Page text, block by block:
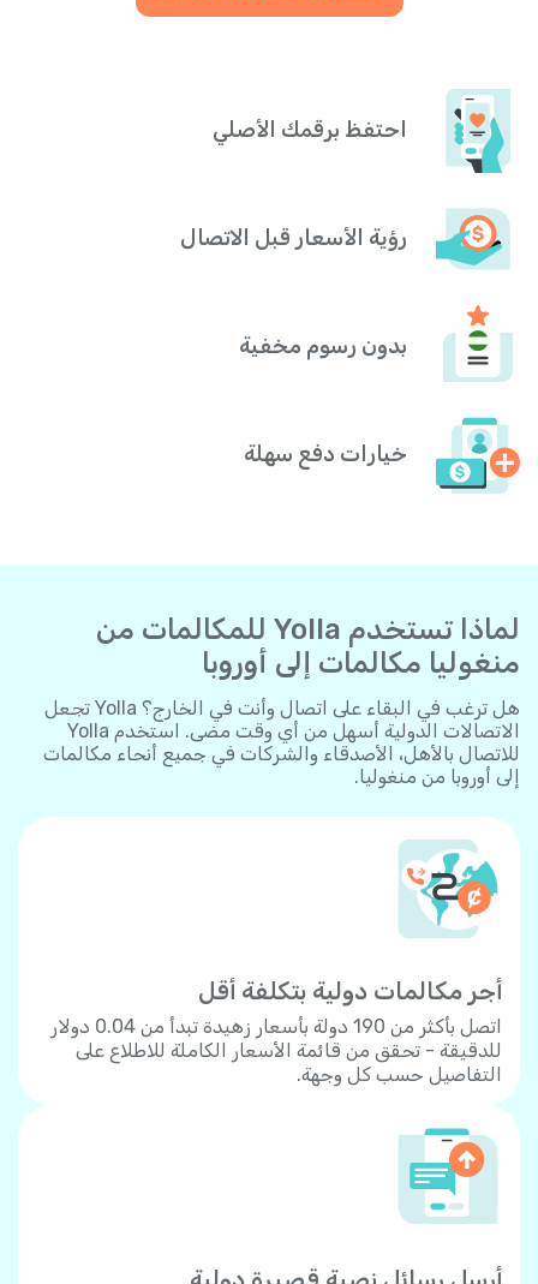
احتفظ برقمك الأصلي
رؤية الأسعار قبل الاتصال
بدون رسوم مخفية
خيارات دفع سهلة
لماذا تستخدم Yolla للمكالمات من
منغوليا مكالمات إلى أوروبا
هل ترغب في البقاء على اتصال وأنت في الخارج؟ Yolla تجعل
الاتصالات الدولية أسهل من أي وقت مضى. استخدم Yolla
للاتصال بالأهل، الأصدقاء والشركات في جميع أنحاء مكالمات
إلى أوروبا من منغوليا.
أجر مكالمات دولية بتكلفة أقل
اتصل بأكثر من 190 دولة بأسعار زهيدة تبدأ من 0.04 دولار
للدقيقة - تحقق من قائمة الأسعار الكاملة للاطلاع على
التفاصيل حسب كل وجهة.